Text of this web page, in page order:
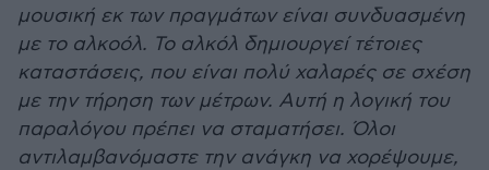
μουσική εκ των πραγμάτων είναι συνδυασμένη
με το αλκοόλ. Το αλκόλ δημιουργεί τέτοιες
καταστάσεις, που είναι πολύ χαλαρές σε σχέση
με την τήρηση των μέτρων. Αυτή η λογική του
παραλόγου πρέπει να σταματήσει. Όλοι
αντιλαμβανόμαστε την ανάγκη να χορέψουμε,